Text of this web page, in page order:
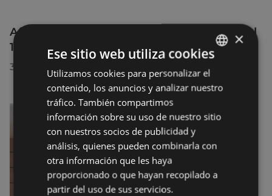
Afecciones al tráfico en la calle Egogain del
10 al 23 de agosto, por motivo de obras
30/07/2026 BASQUE
SPANISH
×
Ese sitio web utiliza cookies
Utilizamos cookies para personalizar el
contenido, los anuncios y analizar nuestro
tráfico. También compartimos
información sobre su uso de nuestro sitio
con nuestros socios de publicidad y
análisis, quienes pueden combinarla con
otra información que les haya
proporcionado o que hayan recopilado a
partir del uso de sus servicios.